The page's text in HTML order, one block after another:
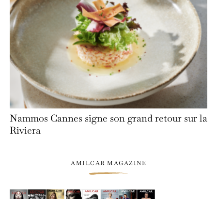
Nammos Cannes signe son grand retour sur la
Riviera
AMILCAR MAGAZINE